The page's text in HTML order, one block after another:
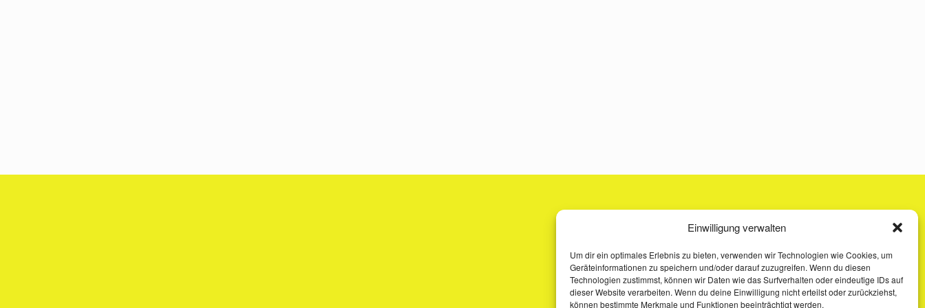
Einwilligung verwalten
Um dir ein optimales Erlebnis zu bieten, verwenden wir Technologien wie Cookies, um
Geräteinformationen zu speichern und/oder darauf zuzugreifen. Wenn du diesen
Technologien zustimmst, können wir Daten wie das Surfverhalten oder eindeutige IDs auf
dieser Website verarbeiten. Wenn du deine Einwilligung nicht erteilst oder zurückziehst,
können bestimmte Merkmale und Funktionen beeinträchtigt werden.